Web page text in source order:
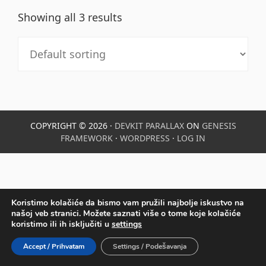
Showing all 3 results
Primary
Sidebar
COPYRIGHT © 2026 · DEVKIT PARALLAXON GENESIS
FRAMEWORK · WORDPRESS · LOG IN
Koristimo kolačiće da bismo vam pružili najbolje iskustvo na
našoj veb stranici. Možete saznati više o tome koje kolačiće
koristimo ili ih isključiti u settings
Accept / Prihvatam Settings / Podešavanja